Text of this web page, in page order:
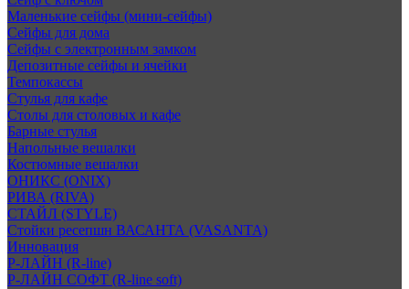
Маленькие сейфы (мини-сейфы)
Сейфы для дома
Сейфы с электронным замком
Депозитные сейфы и ячейки
Темпокассы
Стулья для кафе
Столы для столовых и кафе
Барные стулья
Напольные вешалки
Костюмные вешалки
ОНИКС (ONIX)
РИВА (RIVA)
СТАЙЛ (STYLE)
Стойки ресепшн ВАСАНТА (VASANTA)
Инновация
Р-ЛАЙН (R-line)
Р-ЛАЙН СОФТ (R-line soft)